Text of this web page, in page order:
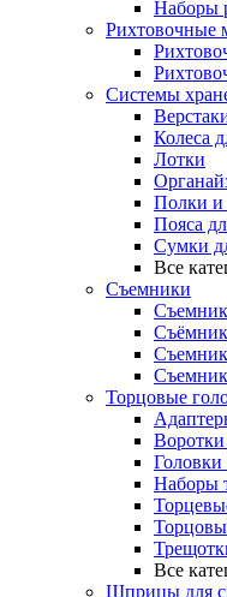
Наборы
Рихтовочные
Системы
Колеса
Лотки
Полки и
Пояса
Сумки
Все
Съемники
Торцовые
Воротки
Наборы
Все
Шприцы для